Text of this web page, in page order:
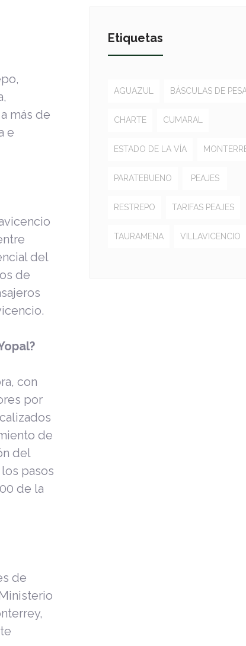
más de
e
del
de
con
por
de
del
pasos
de la
de
Etiquetas
AGUAZUL BÁSCULAS DE
CHARTE CUMARAL
ESTADO DE LA VÍA
PARATEBUENO PEAJES
RESTREPO TARIFAS PEAJES
TAURAMENA VILLAVICENCIO